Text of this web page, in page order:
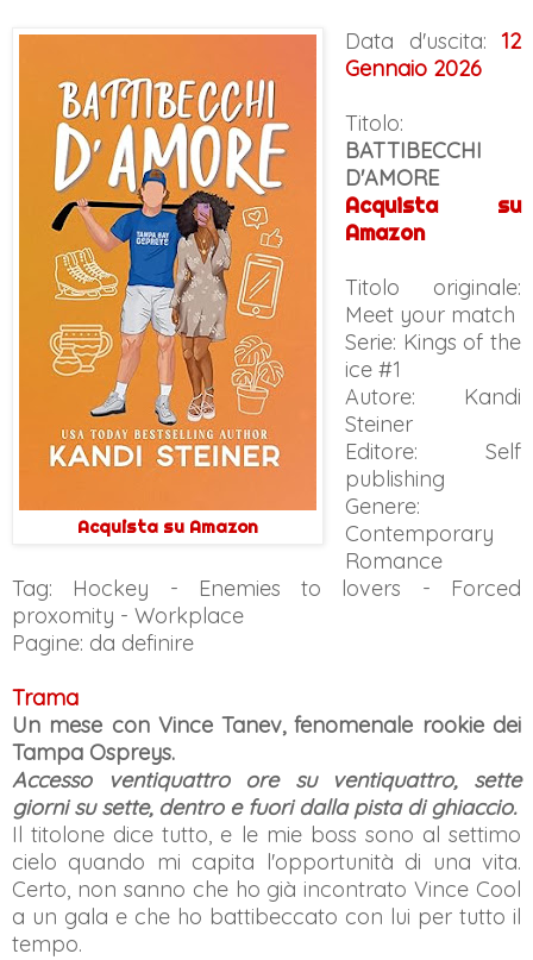
Acquista su Amazon
Data d'uscita: 12
Gennaio 2026
Titolo:
BATTIBECCHI
D'AMORE
Acquista su
Amazon
Titolo originale:
Meet your match
Serie: Kings of the
ice #1
Autore: Kandi
Steiner
Editore: Self
publishing
Genere:
Contemporary
Romance
Tag: Hockey - Enemies to lovers - Forced
proxomity - Workplace
Pagine: da definire
Trama
Un mese con Vince Tanev, fenomenale rookie dei
Tampa Ospreys.
Accesso ventiquattro ore su ventiquattro, sette
giorni su sette, dentro e fuori dalla pista di ghiaccio.
Il titolone dice tutto, e le mie boss sono al settimo
cielo quando mi capita l'opportunità di una vita.
Certo, non sanno che ho già incontrato Vince Cool
a un gala e che ho battibeccato con lui per tutto il
tempo.